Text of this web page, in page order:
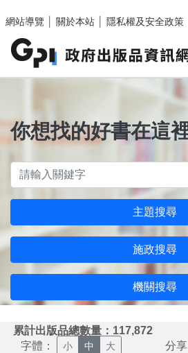
網站導覽
關於本站 隱私權及安全政策
你想找的好書在這
主題搜尋
施政搜尋
機關搜尋
累計出版品總數量：117,872
字體： 小 中 大 分享